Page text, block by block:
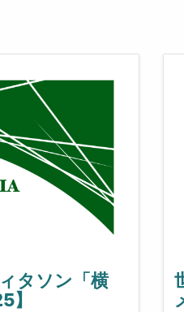
タソン「横
】